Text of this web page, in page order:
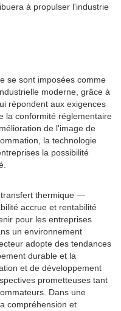
à propulser l'industrie
se sont imposées comme
moderne, grâce à
répondent aux exigences
la conformité réglementaire
de l'image de
la technologie
la possibilité
transfert thermique —
accrue et rentabilité
pour les entreprises
un environnement
adopte des tendances
durable et la
et de développement
prometteuses tant
Dans une
compréhension et